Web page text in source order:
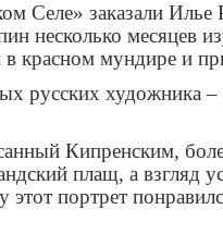
Селе» заказали Илье
несколько месяцев
в красном мундире и
русских художника
Кипренским,
плащ, а взгляд
портрет